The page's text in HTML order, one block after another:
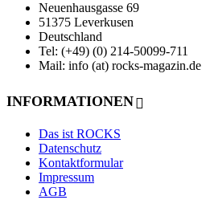
Neuenhausgasse 69
51375 Leverkusen
Deutschland
Tel: (+49) (0) 214-50099-711
Mail: info (at) rocks-magazin.de
INFORMATIONEN
Das ist ROCKS
Datenschutz
Kontaktformular
Impressum
AGB